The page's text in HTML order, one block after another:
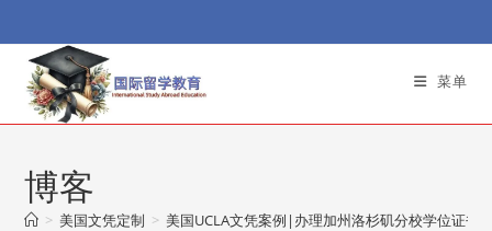
to
content
菜单
博客
> 美国文凭定制 > 美国UCLA文凭案例|办理加州洛杉矶分校学位证书